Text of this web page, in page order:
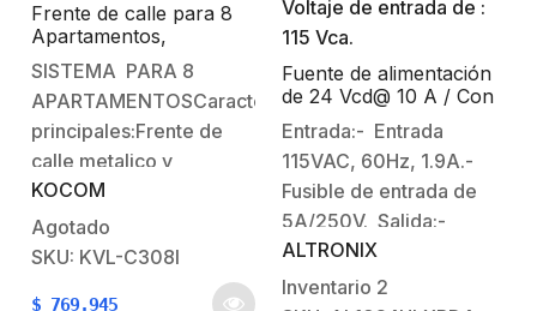
Frente de calle para 8
Apartamentos,
compatible con
monitores de 4 hilos,
expandible a 20 o 32
deptos.
SISTEMA PARA 8
APARTAMENTOSCaracterísticas
principales:Frente de
calle metalico y
resistenteSoporta los
siguientes modelos de
Monitores para
Apartamentos KCV301M, KCV-
KOCOM
Agotado
SKU: KVL-C308I
$ 769.945
Fuente de alimentación
de 24 Vcd@ 10 A / Con
capacidad de baterías
de respaldo / 1 salida /
Requieren baterías /
Voltaje de entrada de :
115 Vca.
Entrada:- Entrada
115VAC, 60Hz, 1.9A.-
Fusible de entrada de
5A/250V. Salida:-
Salida de 12Vcc.-
Corriente de
ALTRONIX
Inventario 2